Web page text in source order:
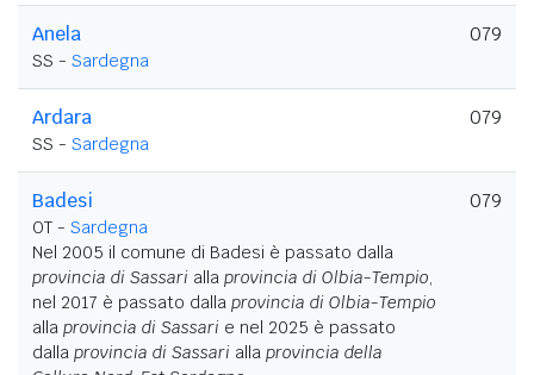
Anela
SS - Sardegna
079
Ardara
SS - Sardegna
079
Badesi
OT - Sardegna
Nel 2005 il comune di Badesi è passato dalla
provincia di Sassari alla provincia di Olbia-Tempio,
nel 2017 è passato dalla provincia di Olbia-Tempio
alla provincia di Sassari e nel 2025 è passato
dalla provincia di Sassari alla provincia della
079